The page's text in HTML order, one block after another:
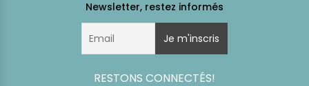
RESTONS CONNECTÉS!